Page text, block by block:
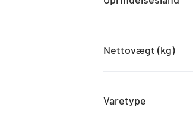
Nettovægt (kg)
Varetype